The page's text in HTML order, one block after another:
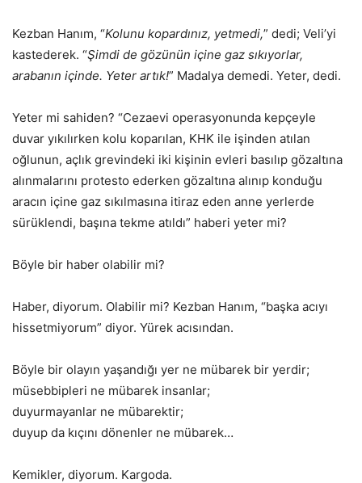
Kezban Hanım, “Kolunu kopardınız, yetmedi,” dedi; Veli’yi
kastederek. “Şimdi de gözünün içine gaz sıkıyorlar,
arabanın içinde. Yeter artık!” Madalya demedi. Yeter, dedi.
Yeter mi sahiden? “Cezaevi operasyonunda kepçeyle
duvar yıkılırken kolu koparılan, KHK ile işinden atılan
oğlunun, açlık grevindeki iki kişinin evleri basılıp gözaltına
alınmalarını protesto ederken gözaltına alınıp konduğu
aracın içine gaz sıkılmasına itiraz eden anne yerlerde
sürüklendi, başına tekme atıldı” haberi yeter mi?
Böyle bir haber olabilir mi?
Haber, diyorum. Olabilir mi? Kezban Hanım, “başka acıyı
hissetmiyorum” diyor. Yürek acısından.
Böyle bir olayın yaşandığı yer ne mübarek bir yerdir;
müsebbipleri ne mübarek insanlar;
duyurmayanlar ne mübarektir;
duyup da kıçını dönenler ne mübarek…
Kemikler, diyorum. Kargoda.